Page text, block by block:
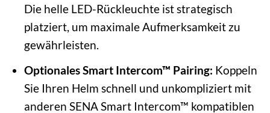
Die helle LED-Rückleuchte ist strategisch
platziert, um maximale Aufmerksamkeit zu
gewährleisten.
Optionales Smart Intercom™ Pairing: Koppeln
Sie Ihren Helm schnell und unkompliziert mit
anderen SENA Smart Intercom™ kompatiblen